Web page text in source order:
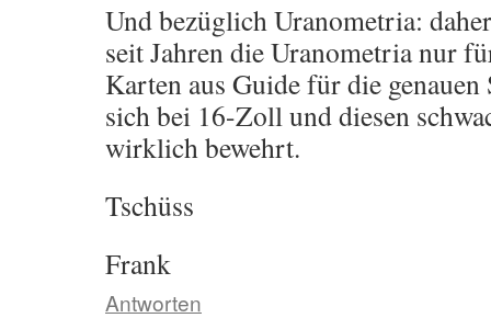
Und bezüglich Uranometria:
seit Jahren die Uranometria nur
Karten aus Guide für die genauen
sich bei 16-Zoll und diesen
wirklich bewehrt.
Tschüss
Frank
Antworten